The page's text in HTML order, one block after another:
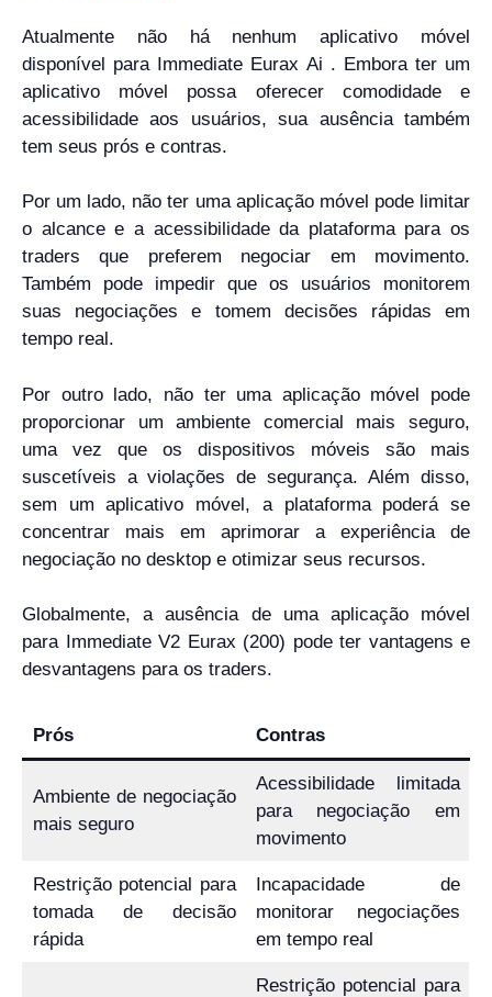
Atualmente não há nenhum aplicativo móvel
disponível para Immediate Eurax Ai . Embora ter um
aplicativo móvel possa oferecer comodidade e
acessibilidade aos usuários, sua ausência também
tem seus prós e contras.
Por um lado, não ter uma aplicação móvel pode limitar
o alcance e a acessibilidade da plataforma para os
traders que preferem negociar em movimento.
Também pode impedir que os usuários monitorem
suas negociações e tomem decisões rápidas em
tempo real.
Por outro lado, não ter uma aplicação móvel pode
proporcionar um ambiente comercial mais seguro,
uma vez que os dispositivos móveis são mais
suscetíveis a violações de segurança. Além disso,
sem um aplicativo móvel, a plataforma poderá se
concentrar mais em aprimorar a experiência de
negociação no desktop e otimizar seus recursos.
Globalmente, a ausência de uma aplicação móvel
para Immediate V2 Eurax (200) pode ter vantagens e
desvantagens para os traders.
Prós Contras
Ambiente de negociação
mais seguro
Acessibilidade limitada
para negociação em
movimento
Restrição potencial para
tomada de decisão
rápida
Incapacidade de
monitorar negociações
em tempo real
Restrição potencial para